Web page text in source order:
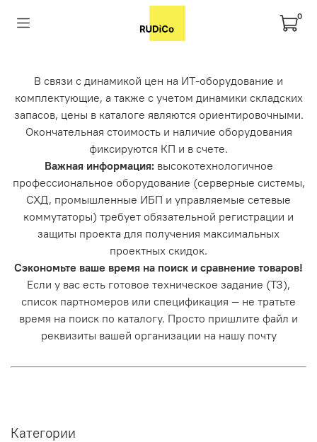
0
В связи с динамикой цен на ИТ-оборудование и
комплектующие, а также с учетом динамики складских
запасов, цены в каталоге являются ориентировочными.
Окончательная стоимость и наличие оборудования
фиксируются КП и в счете.
Важная информация: высокотехнологичное
профессиональное оборудование (серверные системы,
СХД, промышленные ИБП и управляемые сетевые
коммутаторы) требует обязательной регистрации и
защиты проекта для получения максимальных
проектных скидок.
Сэкономьте ваше время на поиск и сравнение товаров!
Если у вас есть готовое техническое задание (ТЗ),
список партномеров или спецификация — не тратьте
время на поиск по каталогу. Просто пришлите файл и
реквизиты вашей организации на нашу почту
Категории